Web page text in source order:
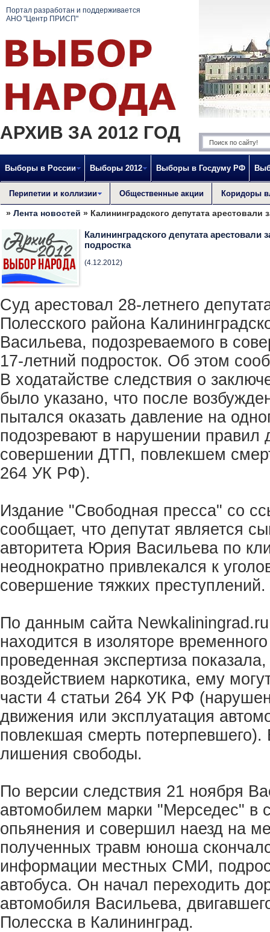
Портал разработан и поддерживается
АНО "Центр ПРИСП"
АРХИВ ЗА 2012 ГОД
Выборы в России Выборы 2012 Выборы в Госдуму РФ
Перипетии и коллизии Общественные акции Коридоры
» Лента новостей » Калининградского депутата арестовали
Калининградского депутата арестовали
подростка
(4.12.2012)
Суд арестовал 28-летнего
Полесского района
Васильева, подозреваемого в
17-летний подросток. Об этом
В ходатайстве следствия о
было указано, что после
пытался оказать давление на
подозревают в нарушении правил
совершении ДТП, повлекшем
264 УК РФ).
Издание "Свободная пресса" со
сообщает, что депутат является
авторитета Юрия Васильева по
неоднократно привлекался к
совершение тяжких преступлений.
По данным сайта
находится в изоляторе
проведенная экспертиза
воздействием наркотика, ему
части 4 статьи 264 УК РФ
движения или эксплуатация
повлекшая смерть потерпевшего).
лишения свободы.
По версии следствия 21 ноября
автомобилем марки "Мерседес" в
опьянения и совершил наезд на
полученных травм юноша
информации местных СМИ,
автобуса. Он начал переходить
автомобиля Васильева,
Полесска в Калининград.